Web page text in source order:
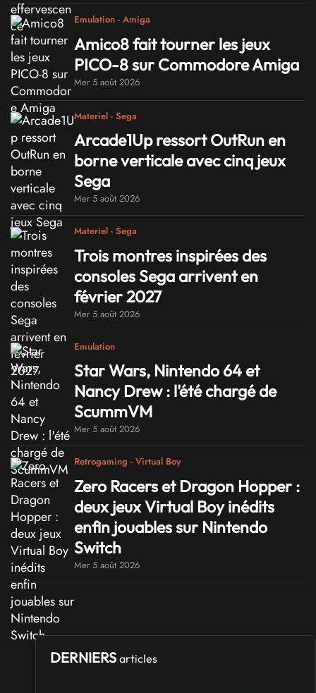
Emulation - Amiga
Amico8 fait tourner les jeux
PICO-8 sur Commodore Amiga
Mer 5 août 2026
Materiel - Sega
Arcade1Up ressort OutRun en
borne verticale avec cinq jeux
Sega
Mer 5 août 2026
Materiel - Sega
Trois montres inspirées des
consoles Sega arrivent en
février 2027
Mer 5 août 2026
Emulation
Star Wars, Nintendo 64 et
Nancy Drew : l'été chargé de
ScummVM
Mer 5 août 2026
Retrogaming - Virtual Boy
Zero Racers et Dragon Hopper :
deux jeux Virtual Boy inédits
enfin jouables sur Nintendo
Switch
Mer 5 août 2026
DERNIERS articles